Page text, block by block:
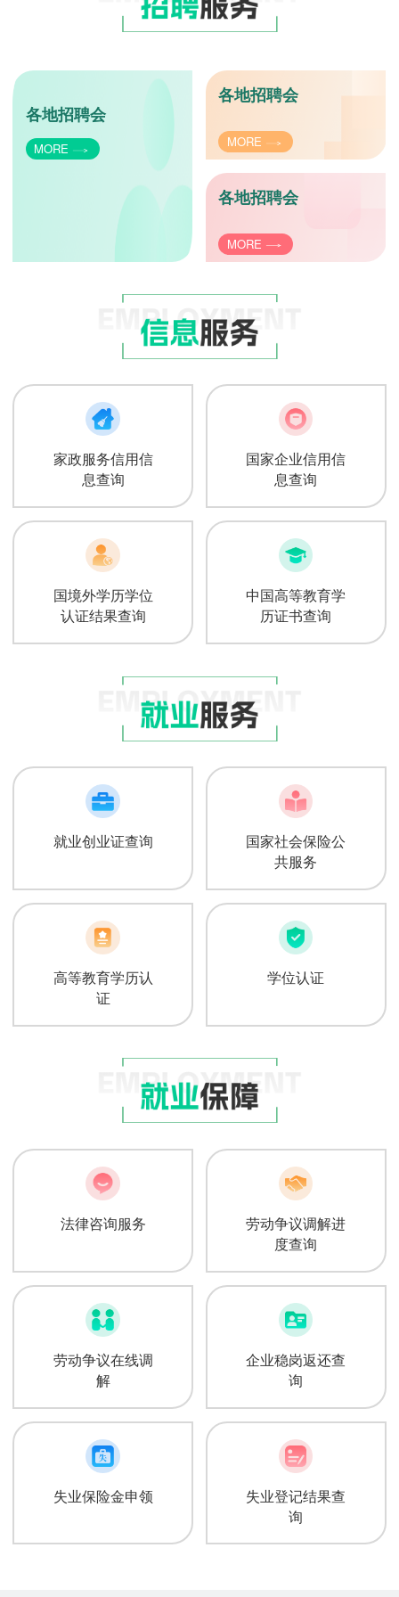
各地招聘会
MORE
各地招聘会
MORE
各地招聘会
MORE
家政服务信用信
息查询
国家企业信用信
息查询
国境外学历学位
认证结果查询
中国高等教育学
历证书查询
就业创业证查询
国家社会保险公
共服务
高等教育学历认
证
学位认证
法律咨询服务
劳动争议调解进
度查询
劳动争议在线调
解
企业稳岗返还查
询
失业保险金申领
失业登记结果查
询